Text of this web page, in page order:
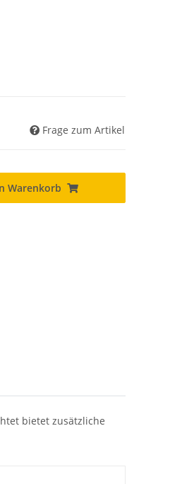
Frage zum Artikel
Warenkorb
bietet zusätzliche